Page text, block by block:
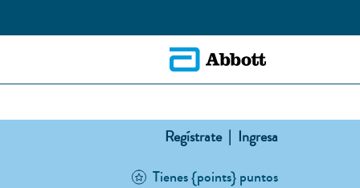
Regístrate | Ingresa
Tienes {points} puntos